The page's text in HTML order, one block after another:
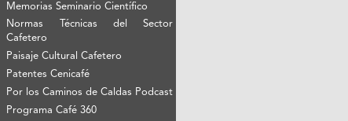
Memorias Seminario Científico
Normas Técnicas del Sector
Cafetero
Paisaje Cultural Cafetero
Patentes Cenicafé
Por los Caminos de Caldas Podcast
Programa Café 360